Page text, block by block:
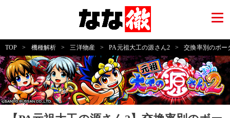
TOP > 機種解析 > 三洋物産 > PA元祖大工の源さん2 > 交換率別のボー